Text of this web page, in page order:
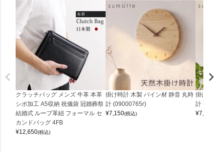
クラッチバッグ メンズ 牛革 本革
シボ加工 A5収納 祝儀袋 冠婚葬祭
結婚式 ループ革紐 フォーマル セ
カンドバッグ 4FB
¥12,650(税込)
掛け時計 木製 パイン材 静音 丸時
計 (09000765r)
¥7,150(税込)
掛け時
計
¥7,150